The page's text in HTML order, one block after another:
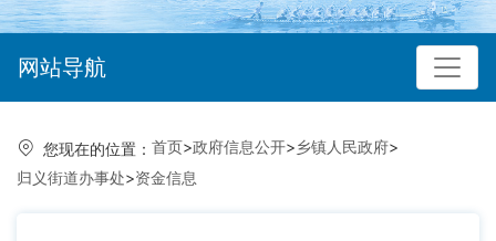
网站导航
您现在的位置： 首页>政府信息公开>乡镇人民政府>
归义街道办事处>资金信息